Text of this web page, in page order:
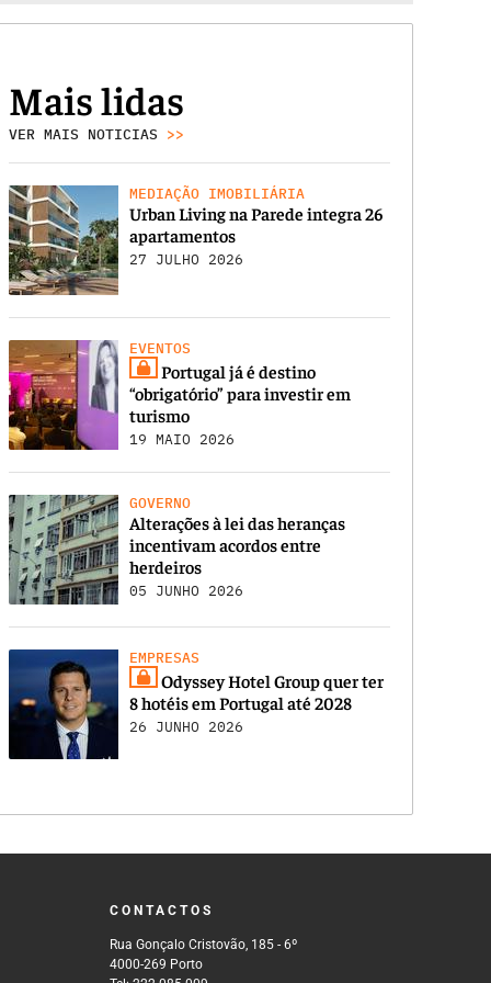
Mais lidas
VER MAIS NOTICIAS >>
MEDIAÇÃO IMOBILIÁRIA
Urban Living na Parede integra 26
apartamentos
27 JULHO 2026
EVENTOS
Portugal já é destino
“obrigatório” para investir em
turismo
19 MAIO 2026
GOVERNO
Alterações à lei das heranças
incentivam acordos entre
herdeiros
05 JUNHO 2026
EMPRESAS
Odyssey Hotel Group quer ter
8 hotéis em Portugal até 2028
26 JUNHO 2026
CONTACTOS
Rua Gonçalo Cristovão, 185 - 6º
4000-269 Porto